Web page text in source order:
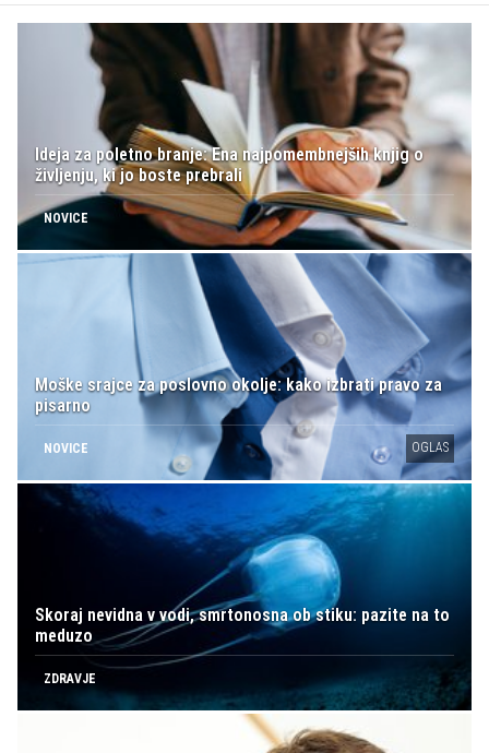
Ideja za poletno branje: Ena najpomembnejših knjig o
življenju, ki jo boste prebrali
NOVICE
Moške srajce za poslovno okolje: kako izbrati pravo za
pisarno
NOVICE OGLAS
Skoraj nevidna v vodi, smrtonosna ob stiku: pazite na to
meduzo
ZDRAVJE